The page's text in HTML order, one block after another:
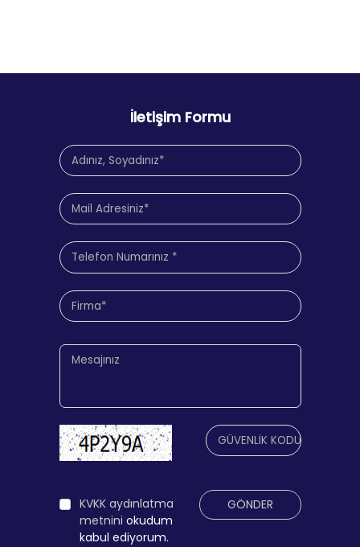
İletişim Formu
KVKK aydınlatma
metnini okudum
kabul ediyorum.
GÖNDER